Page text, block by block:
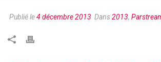
Publié le4 décembre 2013 Dans2013,